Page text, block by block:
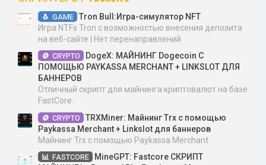
GAME Tron Bull:Игра-симулятор NFT
Игра NTFs Tron с возможностью внесения депозита
на веб-сайте | Нет перенаправлений
CRYPTO
DogeX: МАЙНИНГ Dogecoin С
ПОМОЩЬЮ PAYKASSA MERCHANT + LINKSLOT ДЛЯ
БАННЕРОВ
Отличный скрипт для майнинга криптовалют на базе
FastCore.
CRYPTO
TRXMiner: Майнинг Trx с помощью
Paykassa Merchant + Linkslot для баннеров
Майнинг Trx с помощью Paykassa Merchant
FASTCORE
MineGPT: Fastcore СКРИПТ